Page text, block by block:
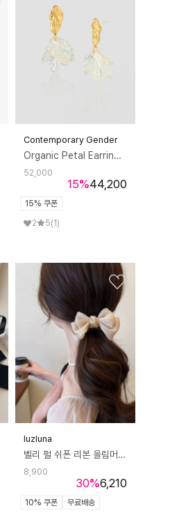
Contemporary Gender
Organic Petal Earrings 오가닉 페틀 이어링
15%
52,000
44,200
15% 쿠폰
2
5(1)
luzluna
벨리 펄 쉬폰 리본 올림머리 똥머리 헤어 집게핀 포니테일
30%
8,900
6,210
10% 쿠폰
무료배송